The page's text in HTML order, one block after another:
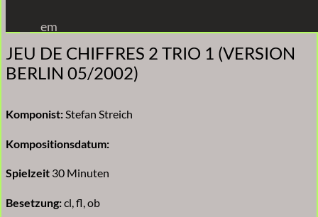
Inhalt
springen
em
JEU DE CHIFFRES 2 TRIO 1 (VERSION
BERLIN 05/2002)
Komponist:Stefan Streich
Kompositionsdatum:
Spielzeit 30 Minuten
Besetzung:cl, fl, ob